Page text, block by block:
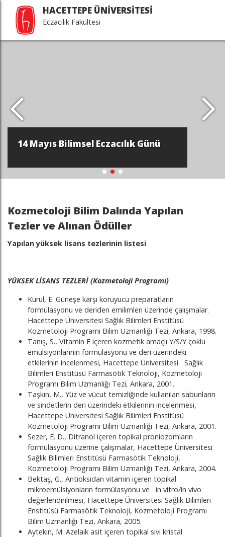
HACETTEPE ÜNİVERSİTESİ
Eczacılık Fakültesi
14 Mayıs Bilimsel Eczacılık Günü
Kozmetoloji Bilim Dalında Yapılan
Tezler ve Alınan Ödüller
Yapılan yüksek lisans tezlerinin listesi
YÜKSEK LİSANS TEZLERİ (Kozmetoloji Programı)
Kurul, E. Güneşe karşı koruyucu preparatların
formülasyonu ve deriden emilimleri üzerinde çalışmalar.
Hacettepe Üniversitesi Sağlık Bilimleri Enstitüsü
Kozmetoloji Programı Bilim Uzmanlığı Tezi, Ankara, 1998.
Tanış, S., Vitamin E içeren kozmetik amaçlı Y/S/Y çoklu
emülsiyonlarının formülasyonu ve deri üzerindeki
etkilerinin incelenmesi, Hacettepe Üniversitesi Sağlık
Bilimleri Enstitüsü Farmasötik Teknoloji, Kozmetoloji
Programı Bilim Uzmanlığı Tezi, Ankara, 2001.
Taşkın, M., Yüz ve vücut temizliğinde kullanılan sabunların
ve sindetlerin deri üzerindeki etkilerinin incelenmesi,
Hacettepe Üniversitesi Sağlık Bilimleri Enstitüsü
Kozmetoloji Programı Bilim Uzmanlığı Tezi, Ankara, 2001.
Sezer, E. D., Ditranol içeren topikal proniozomların
formülasyonu üzerine çalışmalar, Hacettepe Üniversitesi
Sağlık Bilimleri Enstitüsü Farmasötik Teknoloji,
Kozmetoloji Programı Bilim Uzmanlığı Tezi, Ankara, 2004.
Bektaş, G., Antioksidan vitamin içeren topikal
mikroemülsiyonların formülasyonu ve in vitro/in vivo
değerlendirilmesi, Hacettepe Üniversitesi Sağlık Bilimleri
Enstitüsü Farmasötik Teknoloji, Kozmetoloji Programı
Bilim Uzmanlığı Tezi, Ankara, 2005.
Aytekin, M. Azelaik asit içeren topikal sıvı kristal